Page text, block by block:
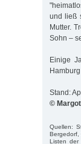
und ließ
Mutter.
Sohn –
Einige
Stand:
©
Quellen:
Bergedorf,
Listen der